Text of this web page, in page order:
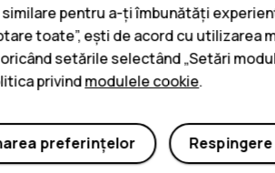
pentru a-ți îmbunătăți
toate”, ești de acord cu utilizarea
setările selectând „Setări
privindmodulele cookie.
preferințelor